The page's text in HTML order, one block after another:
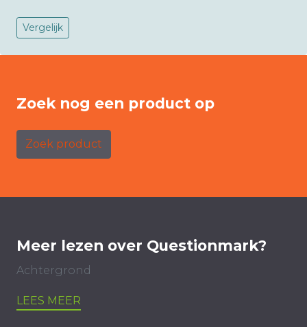
Vergelijk
Zoek nog een product op
Zoek product
Meer lezen over Questionmark?
Achtergrond
LEES MEER